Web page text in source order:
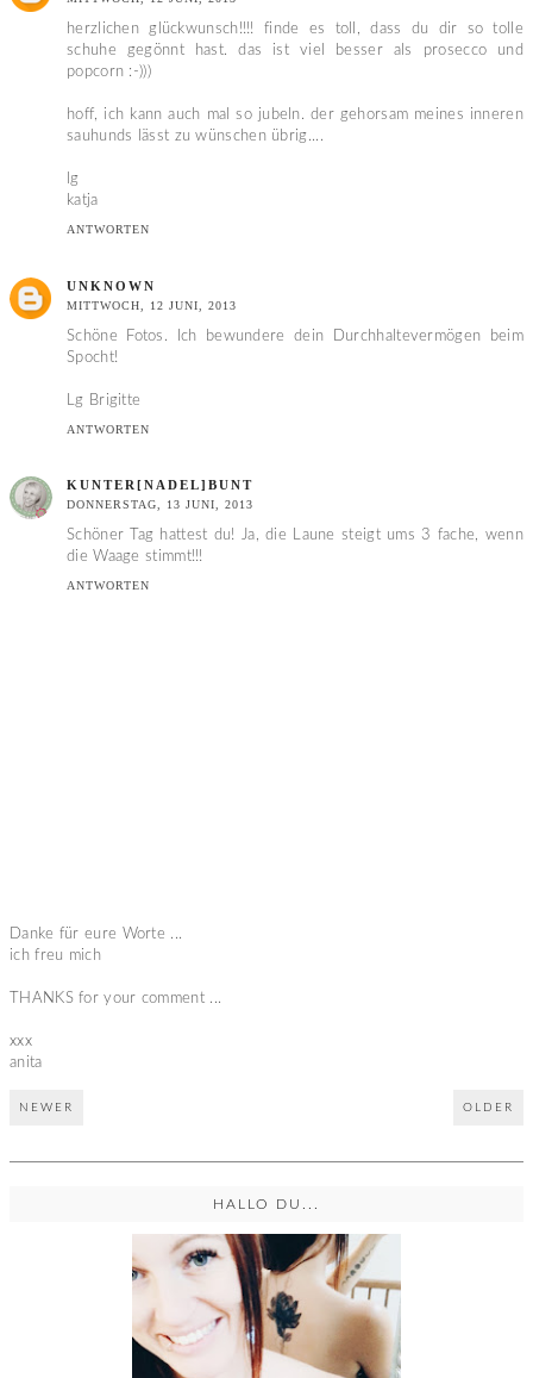
herzlichen glückwunsch!!!! finde es toll, dass du dir so tolle
schuhe gegönnt hast. das ist viel besser als prosecco und
popcorn :-)))
hoff, ich kann auch mal so jubeln. der gehorsam meines inneren
sauhunds lässt zu wünschen übrig....
lg
katja
ANTWORTEN
UNKNOWN
MITTWOCH, 12 JUNI, 2013
Schöne Fotos. Ich bewundere dein Durchhaltevermögen beim
Spocht!
Lg Brigitte
ANTWORTEN
KUNTER[NADEL]BUNT
DONNERSTAG, 13 JUNI, 2013
Schöner Tag hattest du! Ja, die Laune steigt ums 3 fache, wenn
die Waage stimmt!!!
ANTWORTEN
Danke für eure Worte ...
ich freu mich
THANKS for your comment ...
xxx
anita
NEWER OLDER
HALLO DU...